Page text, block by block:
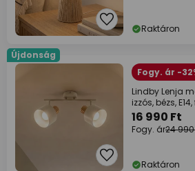
Raktáron
Újdonság
Fogy. ár -
Lindby Lenja
izzós, bézs,
16 990 Ft
Fogy. ár24 990
Raktáron